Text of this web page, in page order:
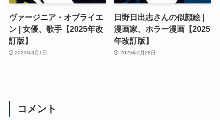
ヴァージニア・オブライエ
ン | 女優、歌手【2025年改
訂版】
2025年3月1日
日野日出志さんの似顔絵 |
漫画家、ホラー漫画【2025
年改訂版】
2025年2月28日
コメント